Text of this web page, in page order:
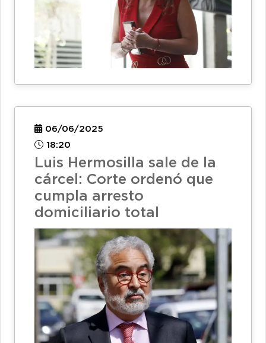
06/06/2025
18:20
Luis Hermosilla sale de la
cárcel: Corte ordenó que
cumpla arresto
domiciliario total